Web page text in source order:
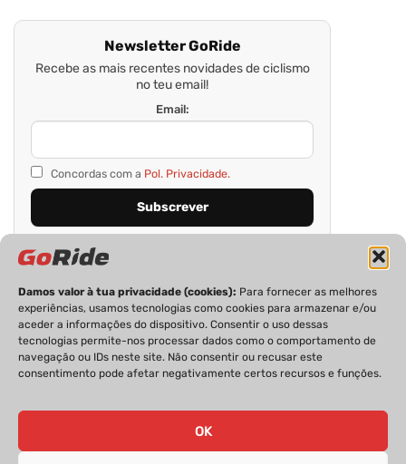
Damos valor à tua privacidade (cookies): Para fornecer as melhores
experiências, usamos tecnologias como cookies para armazenar e/ou
aceder a informações do dispositivo. Consentir o uso dessas
tecnologias permite-nos processar dados como o comportamento de
navegação ou IDs neste site. Não consentir ou recusar este
consentimento pode afetar negativamente certos recursos e funções.
OK
Newsletter GoRide
Recebe as mais recentes novidades de ciclismo
no teu email!
Email:
Concordas com a Pol. Privacidade.
PRIVACIDADE FICHA TÉCNICA
ESTATUTO EDITORIAL